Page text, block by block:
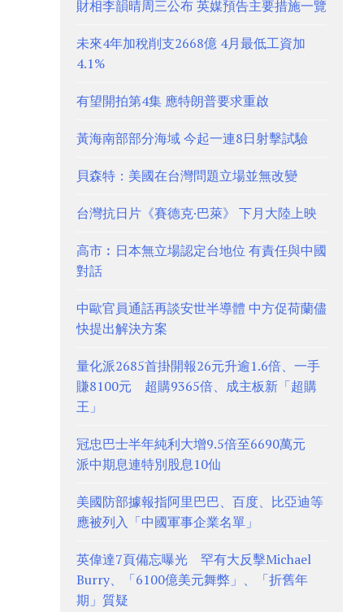
財相李韻晴周三公布 英媒預告主要措施一覽
未來4年加稅削支2668億 4月最低工資加
4.1%
有望開拍第4集 應特朗普要求重啟
黃海南部部分海域 今起一連8日射擊試驗
貝森特：美國在台灣問題立場並無改變
台灣抗日片《賽德克·巴萊》 下月大陸上映
高市︰日本無立場認定台地位 有責任與中國
對話
中歐官員通話再談安世半導體 中方促荷蘭儘
快提出解決方案
量化派2685首掛開報26元升逾1.6倍、一手
賺8100元 超購9365倍、成主板新「超購
王」
冠忠巴士半年純利大增9.5倍至6690萬元
派中期息連特別股息10仙
美國防部據報指阿里巴巴、百度、比亞迪等
應被列入「中國軍事企業名單」
英偉達7頁備忘曝光 罕有大反擊Michael
Burry、「6100億美元舞弊」、「折舊年
期」質疑